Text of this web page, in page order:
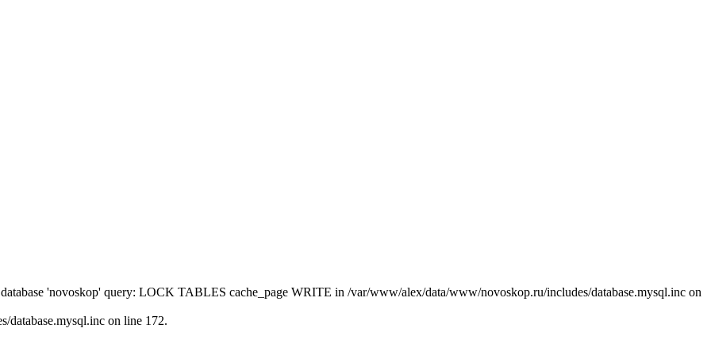
'novoskop' query: LOCK TABLES cache_page WRITE in /var/www/alex/data/www/novoskop.ru/includes/database.mysql.inc on
on line 172.